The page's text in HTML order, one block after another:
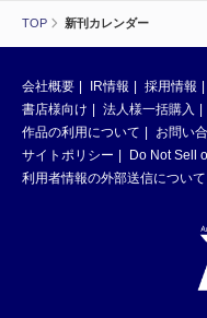
TOP 新刊カレンダー
会社概要 IR情報 採用情報
書店様向け
法人様一括購入
作品の利用について
お問い
サイトポリシー
Do Not Sell
利用者情報の外部送信について